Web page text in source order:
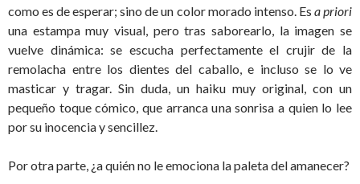
como es de esperar; sino de un color morado intenso. Es a priori
una estampa muy visual, pero tras saborearlo, la imagen se
vuelve dinámica: se escucha perfectamente el crujir de la
remolacha entre los dientes del caballo, e incluso se lo ve
masticar y tragar. Sin duda, un haiku muy original, con un
pequeño toque cómico, que arranca una sonrisa a quien lo lee
por su inocencia y sencillez.
Por otra parte, ¿a quién no le emociona la paleta del amanecer?